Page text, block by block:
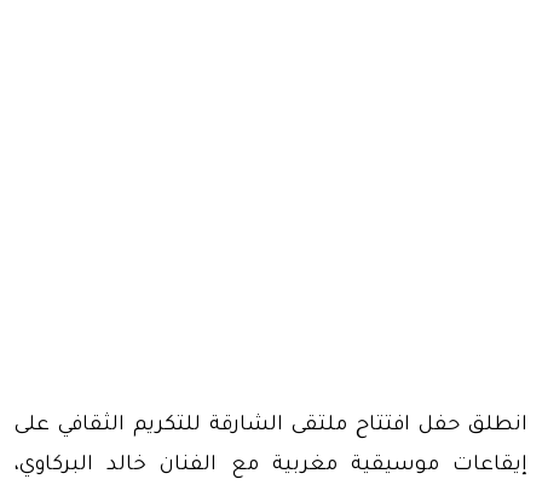
انطلق حفل افتتاح ملتقى الشارقة للتكريم الثقافي على
إيقاعات موسيقية مغربية مع الفنان خالد البركاوي،